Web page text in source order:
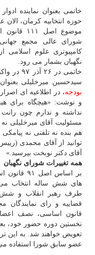
خاتمی بعنوان نماینده
حوزه انتخابیه کرمان،
موضوع
شورای عالی مجمع
کامپیوتری علوم
نگهبان بشمار می رود.
خاتمی در
سیدحسین میرخلیلی
بودجه، در اطلاعیه ای
و نوشت: «هیچگاه برای
نداشته و ندارم چون
مسئولیت آقای میرخلیلی
هم بنده نه تلفنی نه
توانید از آقای محمدی
آقای دکتر نوبخت بپرسید.»
همه تغییرات شورای نگهبان
های شش ساله انتخاب
طرف رهبر انقلاب و
قانون اساسی، نصف
نخستین دوره حضور خود،
تعویض خواهند شد. به این
عضو سابق شورا استفاده